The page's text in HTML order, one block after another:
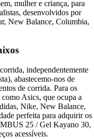
mulher e criança, para
desenvolvidos por
New Balance, Columbia,
independentemente
abastecemo-nos de
de corrida. Para os
Asics, que ocupa a
Nike, New Balance,
perfeita para adquirir os
25 / Gel Kayano 30,
acessíveis.